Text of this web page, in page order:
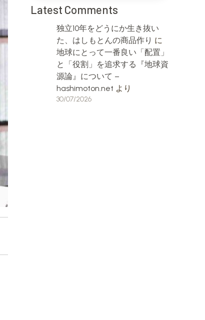
Latest Comments
独立10年をどうにか生き抜い
た、はしもとんの商品作り に
地球にとって一番良い「配置」
と「役割」を追求する『地球資
源論』について –
hashimoton.net より
30/07/2026